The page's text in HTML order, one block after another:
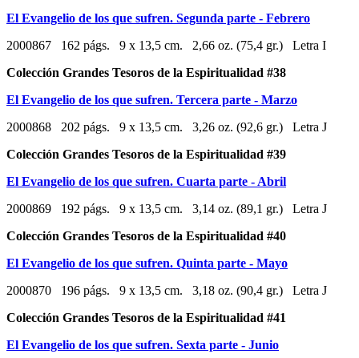
El Evangelio de los que sufren. Segunda parte - Febrero
2000867 162 págs. 9 x 13,5 cm. 2,66 oz. (75,4 gr.) Letra I
Colección Grandes Tesoros de la Espiritualidad #38
El Evangelio de los que sufren. Tercera parte - Marzo
2000868 202 págs. 9 x 13,5 cm. 3,26 oz. (92,6 gr.) Letra J
Colección Grandes Tesoros de la Espiritualidad #39
El Evangelio de los que sufren. Cuarta parte - Abril
2000869 192 págs. 9 x 13,5 cm. 3,14 oz. (89,1 gr.) Letra J
Colección Grandes Tesoros de la Espiritualidad #40
El Evangelio de los que sufren. Quinta parte - Mayo
2000870 196 págs. 9 x 13,5 cm. 3,18 oz. (90,4 gr.) Letra J
Colección Grandes Tesoros de la Espiritualidad #41
El Evangelio de los que sufren. Sexta parte - Junio